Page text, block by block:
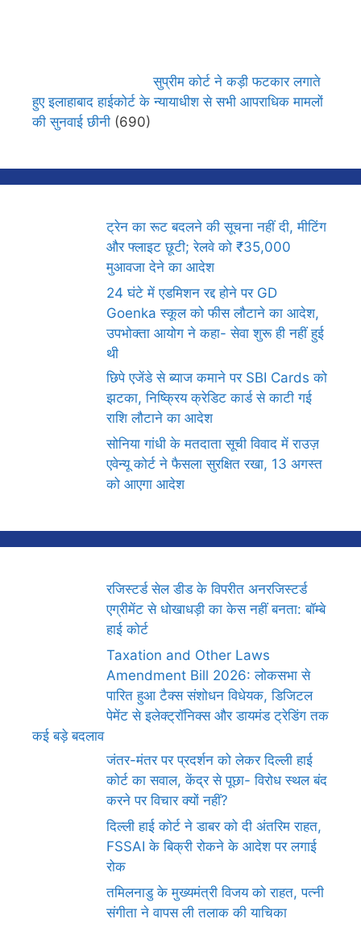
सुप्रीम कोर्ट ने कड़ी फटकार लगाते
हुए इलाहाबाद हाईकोर्ट के न्यायाधीश से सभी आपराधिक मामलों
की सुनवाई छीनी (690)
ट्रेन का रूट बदलने की सूचना नहीं दी, मीटिंग
और फ्लाइट छूटी; रेलवे को ₹35,000
मुआवजा देने का आदेश
24 घंटे में एडमिशन रद्द होने पर GD
Goenka स्कूल को फीस लौटाने का आदेश,
उपभोक्ता आयोग ने कहा- सेवा शुरू ही नहीं हुई
थी
छिपे एजेंडे से ब्याज कमाने पर SBI Cards को
झटका, निष्क्रिय क्रेडिट कार्ड से काटी गई
राशि लौटाने का आदेश
सोनिया गांधी के मतदाता सूची विवाद में राउज़
एवेन्यू कोर्ट ने फैसला सुरक्षित रखा, 13 अगस्त
को आएगा आदेश
रजिस्टर्ड सेल डीड के विपरीत अनरजिस्टर्ड
एग्रीमेंट से धोखाधड़ी का केस नहीं बनता: बॉम्बे
हाई कोर्ट
Taxation and Other Laws
Amendment Bill 2026: लोकसभा से
पारित हुआ टैक्स संशोधन विधेयक, डिजिटल
पेमेंट से इलेक्ट्रॉनिक्स और डायमंड ट्रेडिंग तक
कई बड़े बदलाव
जंतर-मंतर पर प्रदर्शन को लेकर दिल्ली हाई
कोर्ट का सवाल, केंद्र से पूछा- विरोध स्थल बंद
करने पर विचार क्यों नहीं?
दिल्ली हाई कोर्ट ने डाबर को दी अंतरिम राहत,
FSSAI के बिक्री रोकने के आदेश पर लगाई
रोक
तमिलनाडु के मुख्यमंत्री विजय को राहत, पत्नी
संगीता ने वापस ली तलाक की याचिका